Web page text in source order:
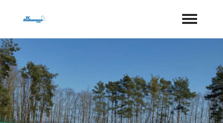
Aktuelles
Termine